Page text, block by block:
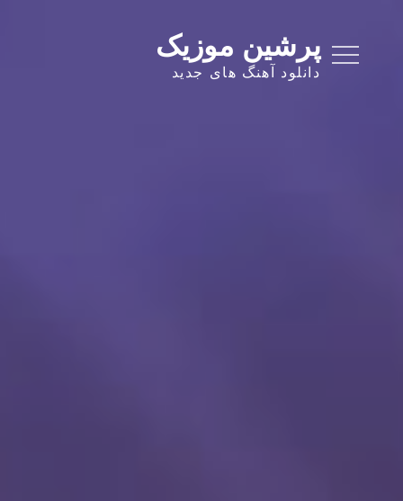
content
پرشین موزیک
دانلود آهنگ های جدید